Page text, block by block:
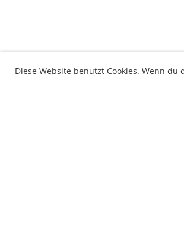
Diese Website benutzt Cookies. Wenn